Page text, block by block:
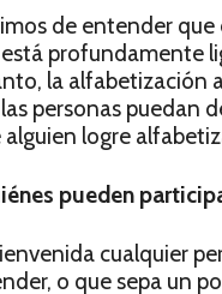
de entender
profundamente
la alfabetización
personas puedan
alguien logre
pueden
cualquier
o que sepa un